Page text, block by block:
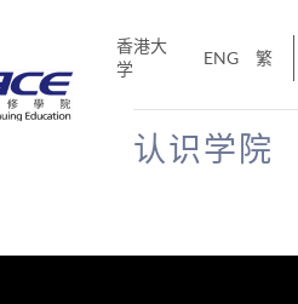
香港大
学
ENG 繁
认识学院